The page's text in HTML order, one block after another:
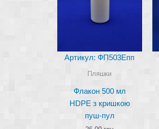
Артикул: ФП503Епп
Пляшки
Флакон 500 мл
HDPE з кришкою
пуш-пул